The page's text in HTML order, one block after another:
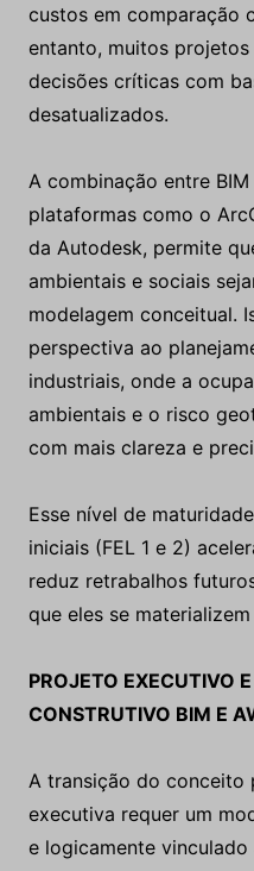
custos em comparação
entanto, muitos
decisões críticas com
desatualizados.
A combinação entre
plataformas como o
da Autodesk, permite
ambientais e sociais
modelagem conceitual.
perspectiva ao
industriais, onde a
ambientais e o risco
com mais clareza e
Esse nível de
iniciais (FEL 1 e 2)
reduz retrabalhos
que eles se
PROJETO EXECUTIVO
CONSTRUTIVO BIM E
A transição do conceito
executiva requer um
e logicamente